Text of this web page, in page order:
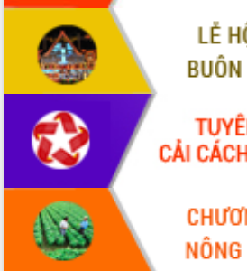
Đảm bảo cuộc bầu cử đại biểu Quốc
hội và đại biểu HĐND các cấp diễn ra
an toàn, hiệu quả, đúng quy định
Thủ tướng Chính phủ Phạm Minh Chính
kiểm tra, chỉ đạo hoàn thành các dự
án cao tốc và thăm khu tái định cư tại
Đắk Lắk
Sôi nổi Hội đua ngựa truyền thống Gò
Thì Thùng mừng Xuân Bính Ngọ 2026
Lãnh đạo tỉnh dâng hương tưởng niệm
tại Đập Đồng Cam đầu Xuân Bính Ngọ
Ngành nông nghiệp phấn đấu tăng
trưởng đạt 5,86% trong năm 2026
UBND tỉnh Đắk Lắk triển khai công tác